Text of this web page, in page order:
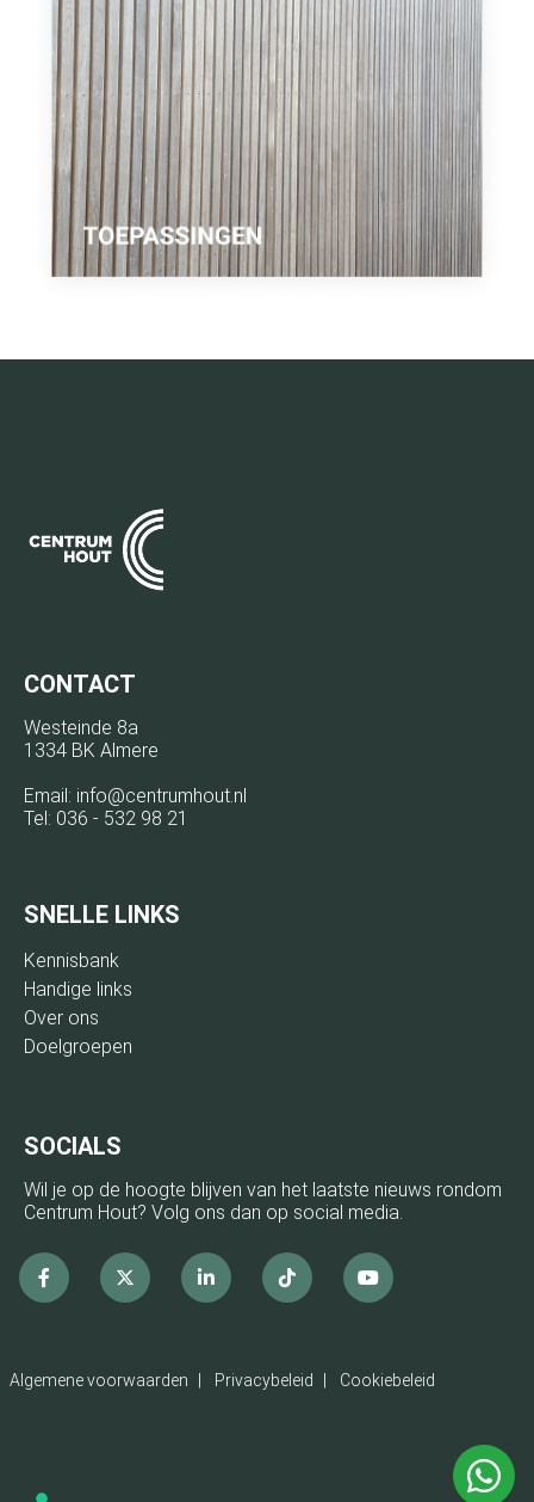
CONTACT
Westeinde 8a
1334 BK Almere
Email: info@centrumhout.nl
Tel: 036 - 532 98 21
SNELLE LINKS
Kennisbank
Handige links
Over ons
Doelgroepen
SOCIALS
Wil je op de hoogte blijven van het laatste nieuws rondom
Centrum Hout? Volg ons dan op social media.
Facebook
x linkedinTiktok Youtube
Algemene voorwaarden Privacybeleid Cookiebeleid